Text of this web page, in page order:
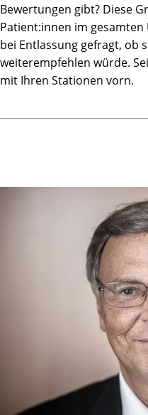
Bewertungen gibt? Diese
Patient:innen im
bei Entlassung gefragt, ob
weiterempfehlen würde.
mit Ihren Stationen vorn.